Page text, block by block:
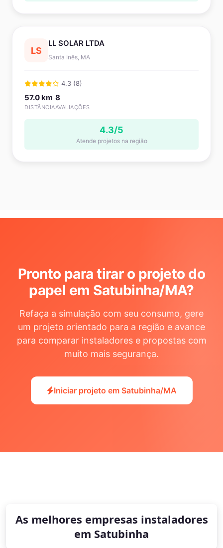
LS
LL SOLAR LTDA
Santa Inês, MA
4.3 (8)
57.0 km
DISTÂNCIA
8
AVALIAÇÕES
4.3/5
Atende projetos na região
Pronto para tirar o projeto do
papel em Satubinha/MA?
Refaça a simulação com seu consumo, gere
um projeto orientado para a região e avance
para comparar instaladores e propostas com
muito mais segurança.
Iniciar projeto em Satubinha/MA
As melhores empresas instaladores
em Satubinha